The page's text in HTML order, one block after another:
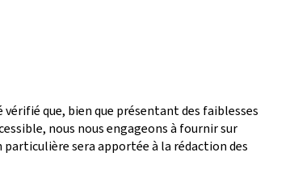
que, bien que présentant des faiblesses
nous nous engageons à fournir sur
sera apportée à la rédaction des